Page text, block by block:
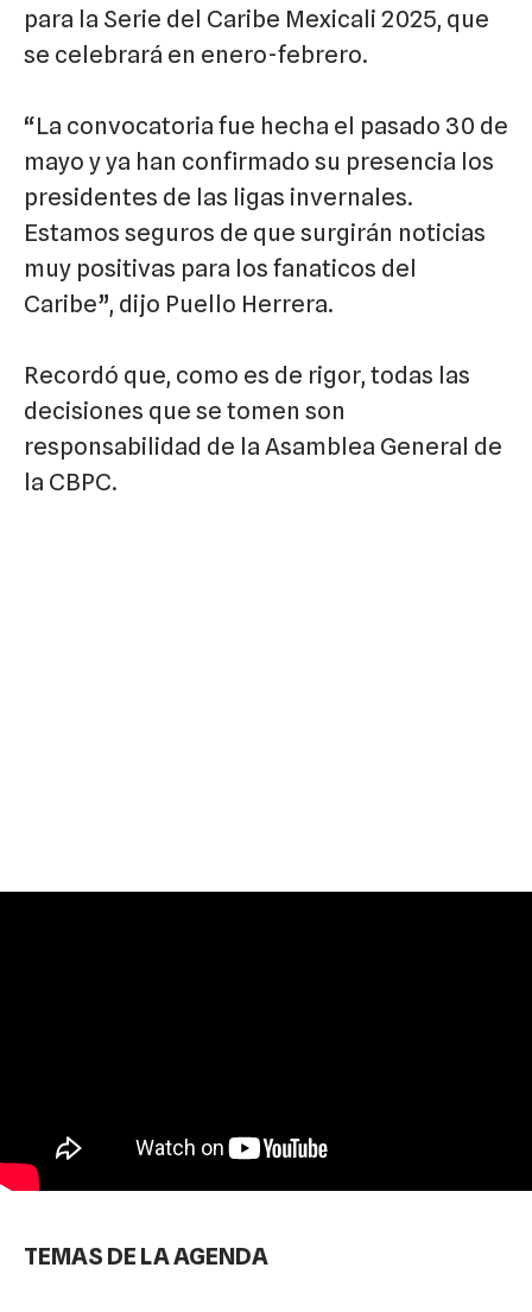
para la Serie del Caribe Mexicali 2025, que
se celebrará en enero-febrero.
“La convocatoria fue hecha el pasado 30 de
mayo y ya han confirmado su presencia los
presidentes de las ligas invernales.
Estamos seguros de que surgirán noticias
muy positivas para los fanaticos del
Caribe”, dijo Puello Herrera.
Recordó que, como es de rigor, todas las
decisiones que se tomen son
responsabilidad de la Asamblea General de
la CBPC.
TEMAS DE LA AGENDA